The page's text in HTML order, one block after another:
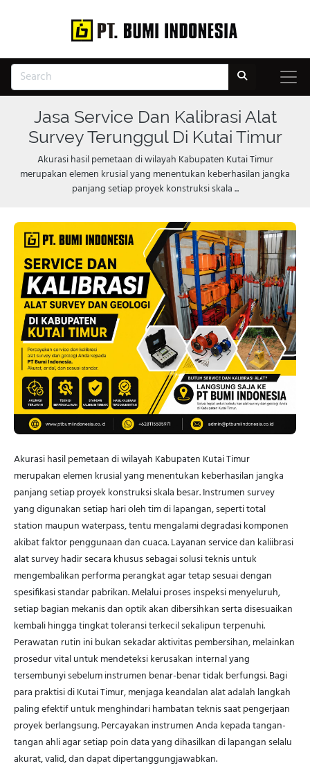
Jasa Service Dan Kalibrasi Alat
Survey Terunggul Di Kutai Timur
Akurasi hasil pemetaan di wilayah Kabupaten Kutai Timur
merupakan elemen krusial yang menentukan keberhasilan jangka
panjang setiap proyek konstruksi skala ...
Akurasi hasil pemetaan di wilayah Kabupaten Kutai Timur
merupakan elemen krusial yang menentukan keberhasilan jangka
panjang setiap proyek konstruksi skala besar. Instrumen survey
yang digunakan setiap hari oleh tim di lapangan, seperti total
station maupun waterpass, tentu mengalami degradasi komponen
akibat faktor penggunaan dan cuaca. Layanan service dan kaliibrasi
alat survey hadir secara khusus sebagai solusi teknis untuk
mengembalikan performa perangkat agar tetap sesuai dengan
spesifikasi standar pabrikan. Melalui proses inspeksi menyeluruh,
setiap bagian mekanis dan optik akan dibersihkan serta disesuaikan
kembali hingga tingkat toleransi terkecil sekalipun terpenuhi.
Perawatan rutin ini bukan sekadar aktivitas pembersihan, melainkan
prosedur vital untuk mendeteksi kerusakan internal yang
tersembunyi sebelum instrumen benar-benar tidak berfungsi. Bagi
para praktisi di Kutai Timur, menjaga keandalan alat adalah langkah
paling efektif untuk menghindari hambatan teknis saat pengerjaan
proyek berlangsung. Percayakan instrumen Anda kepada tangan-
tangan ahli agar setiap poin data yang dihasilkan di lapangan selalu
akurat, valid, dan dapat dipertanggungjawabkan.